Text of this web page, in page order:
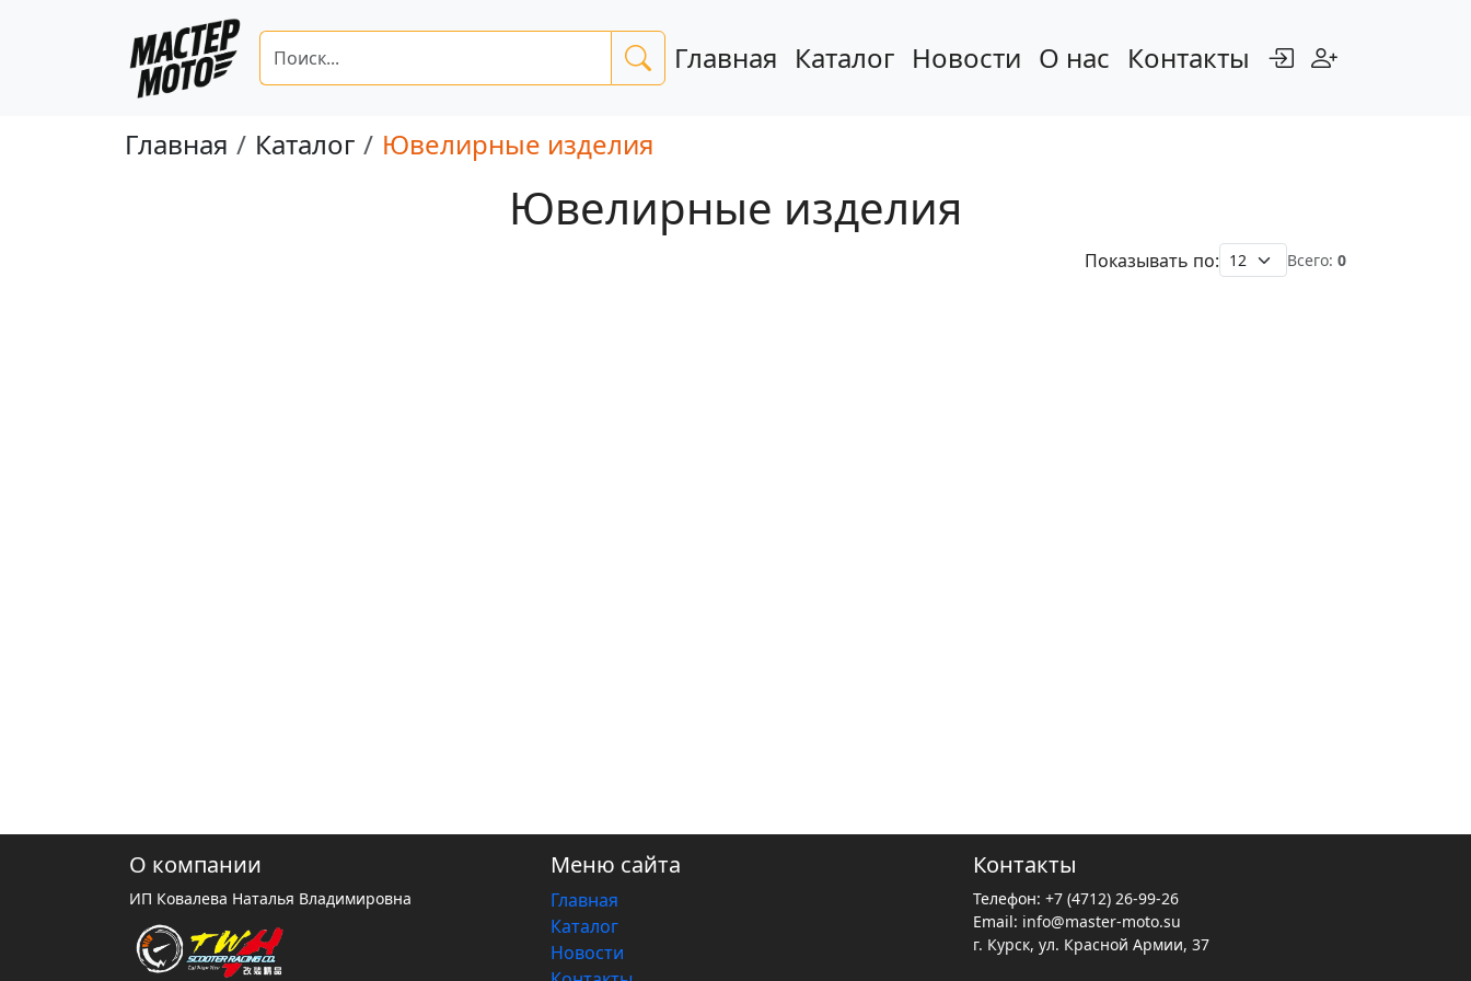
Главная Каталог Новости О нас Контакты
Главная Каталог Ювелирные изделия
Ювелирные изделия
Показывать по: Всего: 0
О компании
ИП Ковалева Наталья Владимировна
Меню сайта
Главная
Каталог
Новости
Контакты
Телефон: +7 (4712) 26-99-26
Email: info@master-moto.su
г. Курск, ул. Красной Армии, 37